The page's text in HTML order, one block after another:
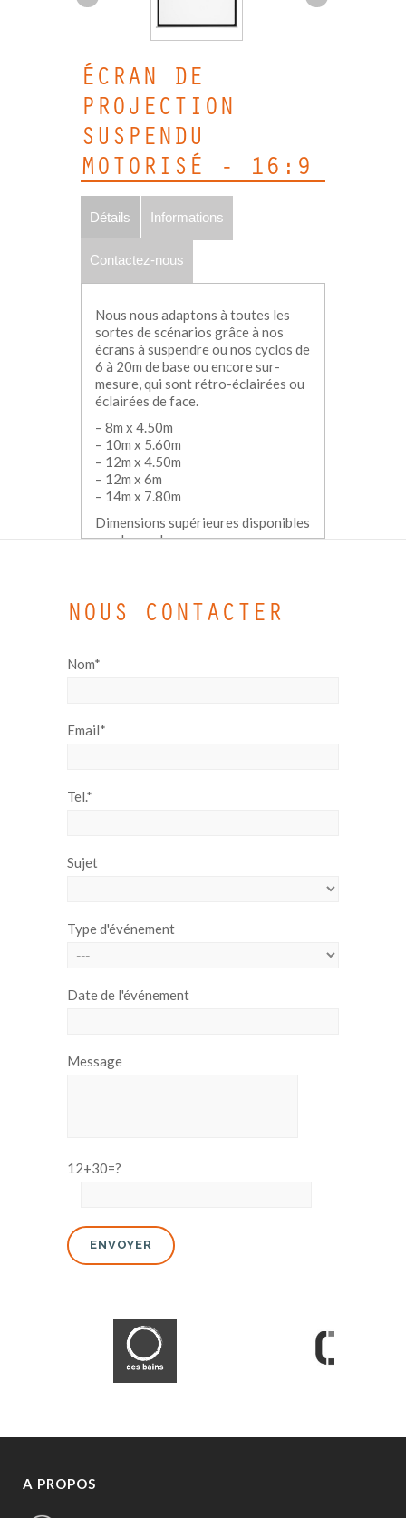
ÉCRAN DE
PROJECTION
SUSPENDU
MOTORISÉ - 16:9
Détails Informations
Contactez-nous
Nous nous adaptons à toutes les
sortes de scénarios grâce à nos
écrans à suspendre ou nos cyclos de
6 à 20m de base ou encore sur-
mesure, qui sont rétro-éclairées ou
éclairées de face.
– 8m x 4.50m
– 10m x 5.60m
– 12m x 4.50m
– 12m x 6m
– 14m x 7.80m
Dimensions supérieures disponibles
sur demande.
NOUS CONTACTER
Nom*
Email*
Tel.*
Sujet
Type d'événement
Date de l'événement
Message
12+30=?
A PROPOS